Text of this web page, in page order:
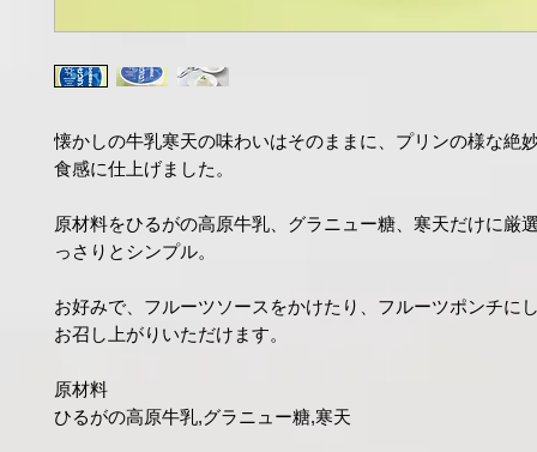
懐かしの牛乳寒天の味わいはそのままに、プリンの様な絶
食感に仕上げました。
原材料をひるがの高原牛乳、グラニュー糖、寒天だけに厳
っさりとシンプル。
お好みで、フルーツソースをかけたり、フルーツポンチに
お召し上がりいただけます。
原材料
ひるがの高原牛乳,グラニュー糖,寒天